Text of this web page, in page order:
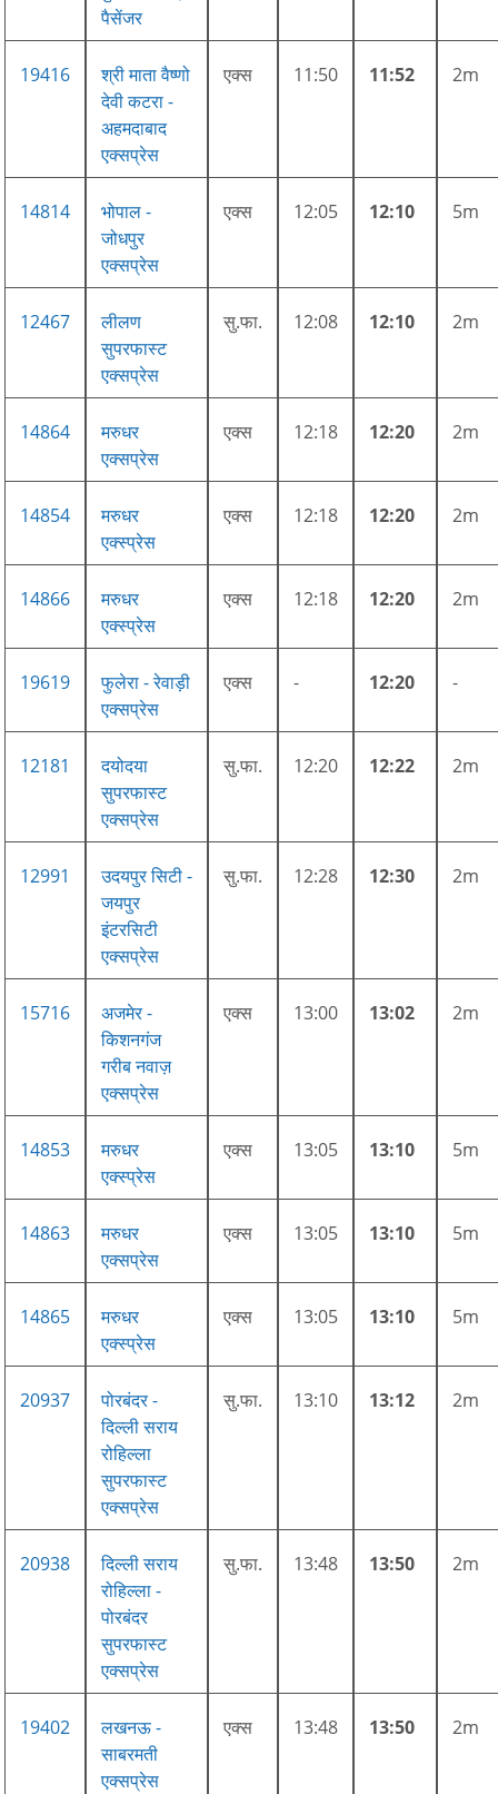
पैसेंजर
19416
श्री माता वैष्णो
देवी कटरा -
अहमदाबाद
एक्सप्रेस
एक्स 11:50 11:52 2m
14814
भोपाल -
जोधपुर
एक्सप्रेस
एक्स 12:05 12:10 5m
12467
लीलण
सुपरफास्ट
एक्सप्रेस
सु.फा. 12:08 12:10 2m
14864
मरुधर
एक्सप्रेस
एक्स 12:18 12:20 2m
14854
मरुधर
एक्स्प्रेस
एक्स 12:18 12:20 2m
14866
मरुधर
एक्स्प्रेस
एक्स 12:18 12:20 2m
19619
फुलेरा - रेवाड़ी
एक्सप्रेस
एक्स - 12:20 -
12181
दयोदया
सुपरफास्ट
एक्सप्रेस
सु.फा. 12:20 12:22 2m
12991
उदयपुर सिटी -
जयपुर
इंटरसिटी
एक्सप्रेस
सु.फा. 12:28 12:30 2m
15716
अजमेर -
किशनगंज
गरीब नवाज़
एक्सप्रेस
एक्स 13:00 13:02 2m
14853
मरुधर
एक्स्प्रेस
एक्स 13:05 13:10 5m
14863
मरुधर
एक्सप्रेस
एक्स 13:05 13:10 5m
14865
मरुधर
एक्स्प्रेस
एक्स 13:05 13:10 5m
20937
पोरबंदर -
दिल्ली सराय
रोहिल्ला
सुपरफास्ट
एक्सप्रेस
सु.फा. 13:10 13:12 2m
20938
दिल्ली सराय
रोहिल्ला -
पोरबंदर
सुपरफास्ट
एक्सप्रेस
सु.फा. 13:48 13:50 2m
19402
लखनऊ -
साबरमती
एक्सप्रेस
एक्स 13:48 13:50 2m